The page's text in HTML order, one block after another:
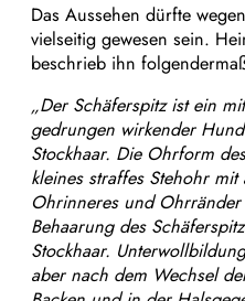
Das Aussehen dürfte
vielseitig gewesen sein.
beschrieb ihn
„Der Schäferspitz ist ein
gedrungen wirkender
Stockhaar. Die Ohrform
kleines straffes Stehohr mit
Ohrinneres und
Behaarung des
Stockhaar.
aber nach dem Wechsel